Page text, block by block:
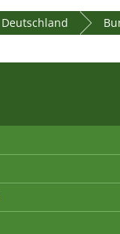
Deutschland